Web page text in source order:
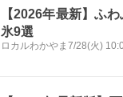
【2026年最新】ふ
氷9選
ロカルわかやま 7/28(火)